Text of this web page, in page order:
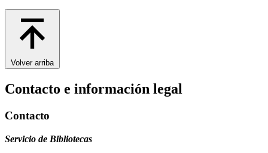
Volver arriba
Contacto e información legal
Contacto
Servicio de Bibliotecas